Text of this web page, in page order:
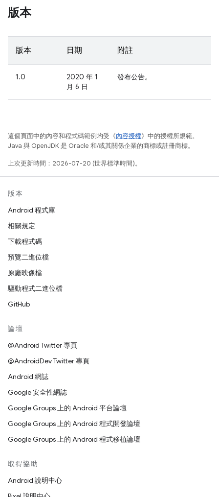
版本
版本 日期 附註
1.0
2020 年 1
月 6 日
發布公告。
這個頁面中的內容和程式碼範例均受《內容授權》中的授權所規範。
Java 與 OpenJDK 是 Oracle 和/或其關係企業的商標或註冊商標。
上次更新時間：2026-07-20 (世界標準時間)。
版本
Android 程式庫
相關規定
下載程式碼
預覽二進位檔
原廠映像檔
驅動程式二進位檔
GitHub
論壇
@Android Twitter 專頁
@AndroidDev Twitter 專頁
Android 網誌
Google 安全性網誌
Google Groups 上的 Android 平台論壇
Google Groups 上的 Android 程式開發論壇
Google Groups 上的 Android 程式移植論壇
取得協助
Android 說明中心